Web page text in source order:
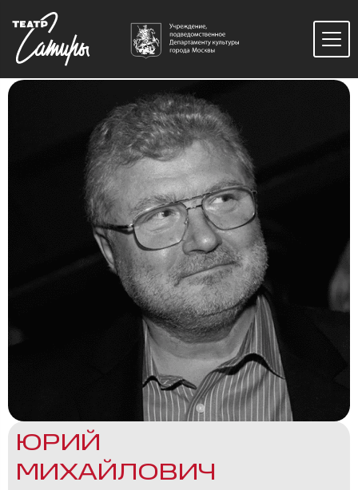
ЮРИЙ
МИХАЙЛОВИЧ